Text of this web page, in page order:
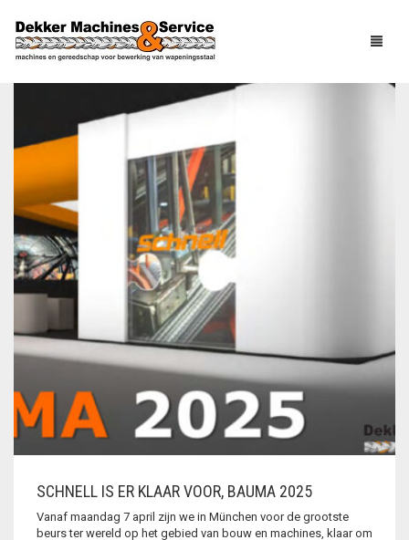
HOME
PRODUCTEN
VLECHTGEREEDSCHAP
BINDGEREEDSCHAP
HANDGEREEDSCHAP
HANDGEREEDSCHAP
KNIP- EN
DRAADROLVERWERKING
ROBOT IN DE
GEBRUIKT
OVER ONS
SERVICE
CONTACT
LINKS
Webshop
Vlechtgereedschap
Tag - X-Tie
SCHNELL IS ER KLAAR VOOR, BAUMA 2025
Vanaf maandag 7 april zijn we in München voor de grootste
beurs ter wereld op het gebied van bouw en machines, klaar om